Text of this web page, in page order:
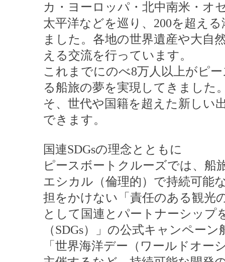
カ・ヨーロッパ・北中南米・オ
太平洋などを巡り、200を超え
ました。各地の世界遺産や大自
える交流を行っています。
これまでにのべ8万人以上がピ
る船旅の夢を実現してきました
そ、世代や国籍を超えた新しい
できます。
国連SDGsの理念とともに
ピースボートクルーズでは、船
エシカル（倫理的）で持続可能
担をかけない「責任のある観光
として国連とパートナーシップ
（SDGs）」の公式キャンペー
「世界海洋デー（ワールドオ